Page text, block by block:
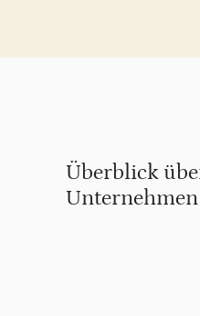
Überblick
Unternehmen